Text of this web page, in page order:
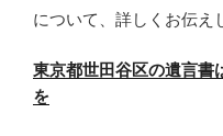
について、詳しくお伝え
東京都世田谷区の遺言書
を